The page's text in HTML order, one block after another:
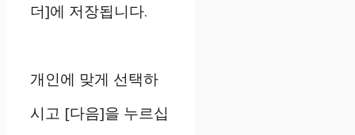
더]에 저장됩니다.
개인에 맞게 선택하
시고 [다음]을 누르십